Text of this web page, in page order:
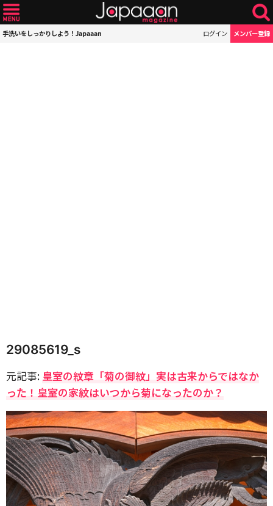
手洗いをしっかりしよう！Japaaan ログイン メンバー登録
29085619_s
元記事: 皇室の紋章「菊の御紋」実は古来からではなか
った！皇室の家紋はいつから菊になったのか？